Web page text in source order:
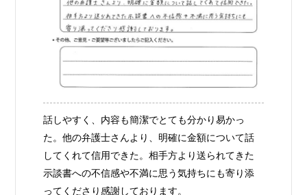
話しやすく、内容も簡潔でとても分かり易かっ
た。他の弁護士さんより、明確に金額について話
してくれて信用できた。相手方より送られてきた
示談書への不信感や不満に思う気持ちにも寄り添
ってくださり感謝しております。